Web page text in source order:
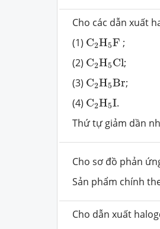
Cho các dẫn xuất
(1) C2H5F
C2H 5F ;
(2) C2H5Cl
C2H 5Cl;
(3) C2H5Br
C2H 5Br;
(4) C2H5I
C2H 5I.
Thứ tự giảm dần
Cho sơ đồ phản
Sản phẩm chính
Cho dẫn xuất